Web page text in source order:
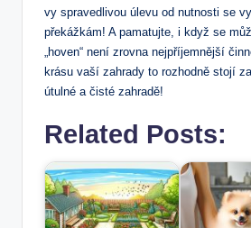
vy spravedlivou úlevu od nutnosti se
překážkám! A pamatujte, i když se
„hoven“ není zrovna nejpříjemnější
krásu vaší zahrady to rozhodně stojí
útulné a čisté zahradě!
Related Posts: